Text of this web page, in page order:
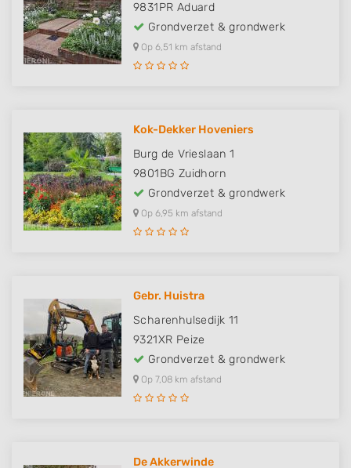
9831PR Aduard
Grondverzet & grondwerk
Op 6,51 km afstand
Kok-Dekker Hoveniers
Burg de Vrieslaan 1
9801BG Zuidhorn
Grondverzet & grondwerk
Op 6,95 km afstand
Gebr. Huistra
Scharenhulsedijk 11
9321XR Peize
Grondverzet & grondwerk
Op 7,08 km afstand
De Akkerwinde